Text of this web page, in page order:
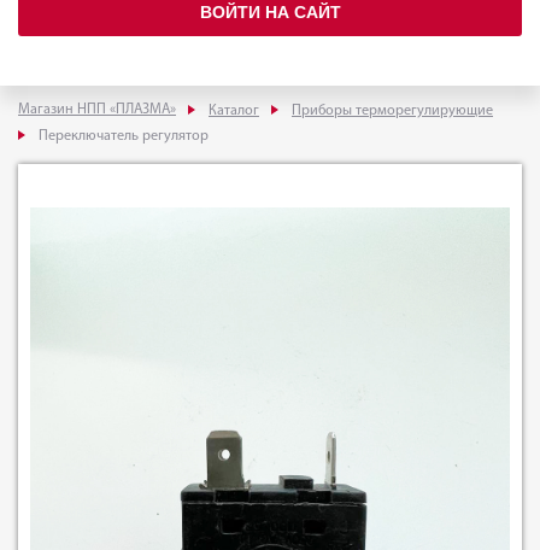
ВОЙТИ НА САЙТ
Магазин НПП «ПЛАЗМА» Каталог
Приборы терморегулирующие
Переключатель регулятор